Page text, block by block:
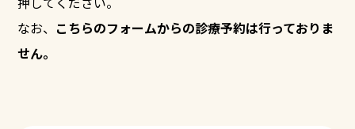
なお、 こちらのフォームからの診療予約は行っておりま
せん。